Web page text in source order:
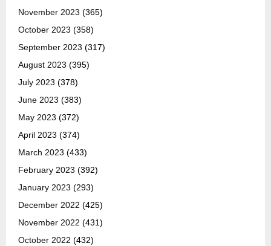
November 2023 (365)
October 2023 (358)
September 2023 (317)
August 2023 (395)
July 2023 (378)
June 2023 (383)
May 2023 (372)
April 2023 (374)
March 2023 (433)
February 2023 (392)
January 2023 (293)
December 2022 (425)
November 2022 (431)
October 2022 (432)